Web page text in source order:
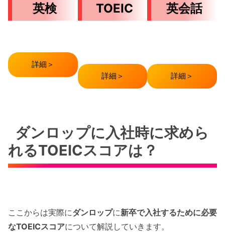
英検
詳細＞
TOEIC
詳細＞
英会話
詳細＞
ダンロップに入社時に求めら
れるTOEICスコアは？
ここからは実際にダンロップに新卒で入社するために必要
なTOEICスコアについて解説していきます。